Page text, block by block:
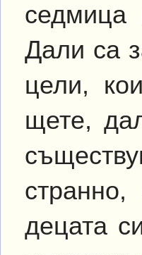
седмица
Дали са
цели,
щете,
децата